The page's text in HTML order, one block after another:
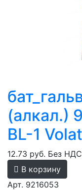
(алкал.)
BL-1
12.73 руб. Без НДС
В корзину
Арт. 9216053